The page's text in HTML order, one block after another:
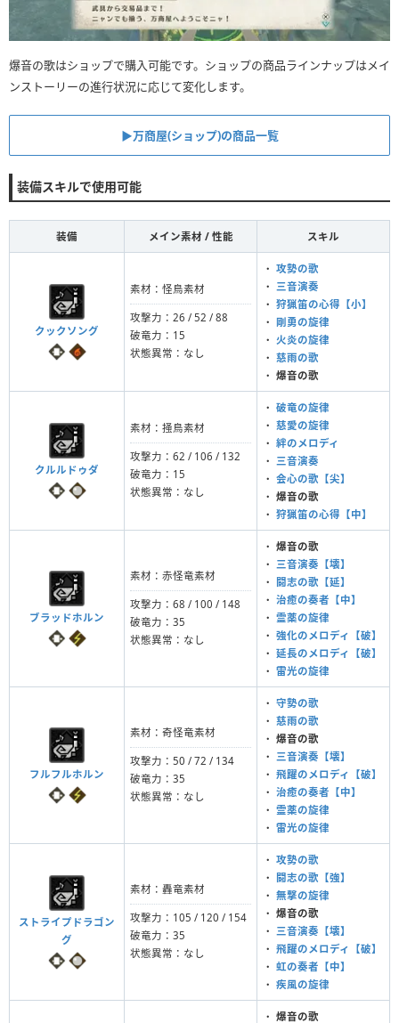
爆音の歌はショップで購入可能です。ショップの商品ラインナップはメイ
ンストーリーの進行状況に応じて変化します。
▶︎万商屋(ショップ)の商品一覧
装備スキルで使用可能
装備 メイン素材 / 性能 スキル
クックソング
素材：怪鳥素材
攻撃力：26 / 52 / 88
破竜力：15
状態異常：なし
・ 攻勢の歌
・ 三音演奏
・ 狩猟笛の心得【小】
・ 剛勇の旋律
・ 火炎の旋律
・ 慈雨の歌
・ 爆音の歌
クルルドゥダ
素材：掻鳥素材
攻撃力：62 / 106 / 132
破竜力：15
状態異常：なし
・ 破竜の旋律
・ 慈愛の旋律
・ 絆のメロディ
・ 三音演奏
・ 会心の歌【尖】
・ 爆音の歌
・ 狩猟笛の心得【中】
ブラッドホルン
素材：赤怪竜素材
攻撃力：68 / 100 / 148
破竜力：35
状態異常：なし
・ 爆音の歌
・ 三音演奏【壊】
・
闘志の歌【延】
・ 治癒の奏者【中】
・ 霊薬の旋律
・ 強化のメロディ【破】
・ 延長のメロディ【破】
・ 雷光の旋律
フルフルホルン
素材：奇怪竜素材
攻撃力：50 / 72 / 134
破竜力：35
状態異常：なし
・ 守勢の歌
・ 慈雨の歌
・ 爆音の歌
・ 三音演奏【壊】
・ 飛躍のメロディ【破】
・ 治癒の奏者【中】
・ 霊薬の旋律
・ 雷光の旋律
ストライプドラゴン
グ
素材：轟竜素材
攻撃力：105 / 120 / 154
破竜力：35
状態異常：なし
・ 攻勢の歌
・
闘志の歌【強】
・ 無撃の旋律
・ 爆音の歌
・ 三音演奏【壊】
・ 飛躍のメロディ【破】
・ 虹の奏者【中】
・ 疾風の旋律
・ 爆音の歌